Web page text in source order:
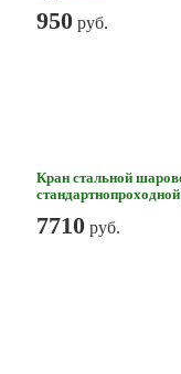
950 руб.
Кран стальной
7710 руб.